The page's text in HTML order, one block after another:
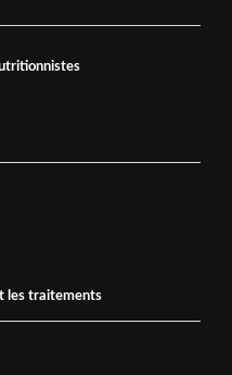
les traitements